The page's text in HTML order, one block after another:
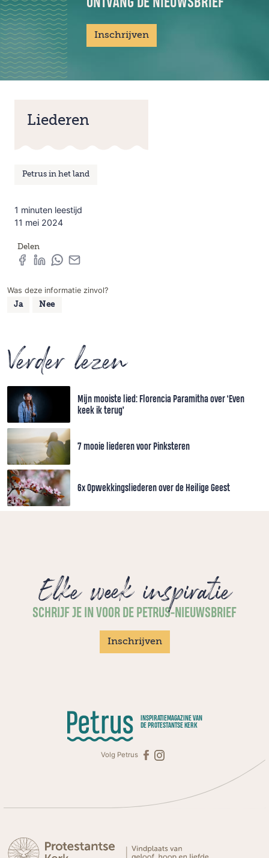
Inschrijven
Liederen
Petrus in het land
1 minuten leestijd
11 mei 2024
Delen
Was deze informatie zinvol?
Ja Nee
Verder lezen
Mijn mooiste lied: Florencia Paramitha over ‘Even
keek ik terug’
7 mooie liederen voor Pinksteren
6x Opwekkingsliederen over de Heilige Geest
Elke week inspiratie
SCHRIJF JE IN VOOR DE PETRUS-NIEUWSBRIEF
Inschrijven
INSPIRATIEMAGAZINE VAN
DE PROTESTANTSE KERK
Volg Petrus